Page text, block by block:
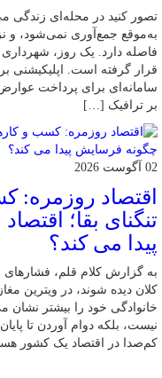
تصور کنید در محله‌ای زندگی
به‌موقع جمع‌آوری نمی‌شود، و
فاصله دارد. یک روز،
قرار گرفته است.
سامانه‌ای برای پرداخت
بر ترافیک […]
02 آگوست 2026
اقتصاد روزمره:
تنگنای بقا؛
پیدا می کند؟
به گزارش کلام قلم،
کلان دیده شوند، در ویترین
خانوادگی خود را بیشتر
نیست، بلکه دوام آوردن تا
کم‌صدا در اقتصاد یک کشور